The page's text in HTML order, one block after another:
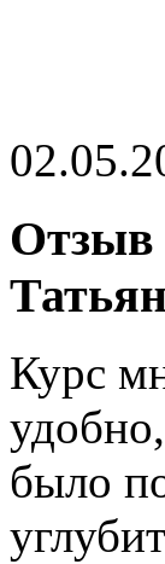
Отзыв
Курс
было